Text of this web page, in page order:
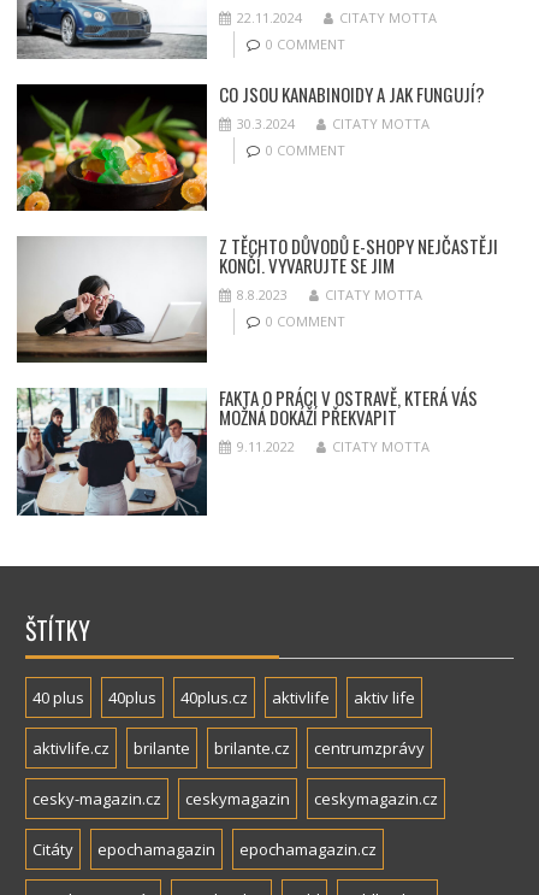
22.11.2024
CITATY MOTTA
0 COMMENT
CO JSOU KANABINOIDY A JAK FUNGUJÍ?
30.3.2024
CITATY MOTTA
0 COMMENT
Z TĚCHTO DŮVODŮ E-SHOPY NEJČASTĚJI
KONČÍ. VYVARUJTE SE JIM
8.8.2023
CITATY MOTTA
0 COMMENT
FAKTA O PRÁCI V OSTRAVĚ, KTERÁ VÁS
MOŽNÁ DOKÁŽÍ PŘEKVAPIT
9.11.2022 CITATY MOTTA
ŠTÍTKY
40 plus 40plus 40plus.cz aktivlife aktiv life
aktivlife.cz brilante brilante.cz centrumzprávy
cesky-magazin.cz ceskymagazin ceskymagazin.cz
Citáty epochamagazin epochamagazin.cz